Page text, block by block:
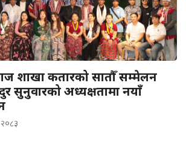
शाखा कतारको सातौँ सम्मेलन
सुनुवारको अध्यक्षतामा नयाँ